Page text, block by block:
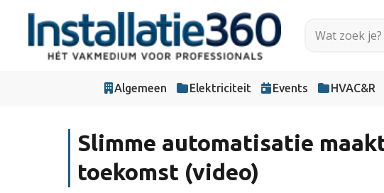
Algemeen Elektriciteit Events HVAC&R
Slimme automatisatie
toekomst (video)